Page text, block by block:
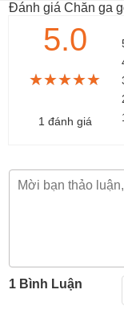
Đánh giá Chăn ga
5.0
★★★★★
★★★★★
★★★★★
1 đánh giá
1 Bình Luận